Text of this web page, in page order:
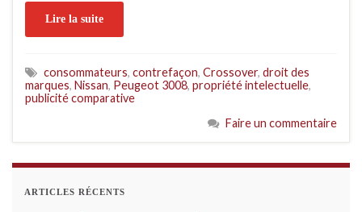
Lire la suite
consommateurs, contrefaçon, Crossover, droit des
marques, Nissan, Peugeot 3008, propriété intelectuelle,
publicité comparative
Faire un commentaire
ARTICLES RÉCENTS